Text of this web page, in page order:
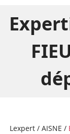
Lexpert/ AISNE /